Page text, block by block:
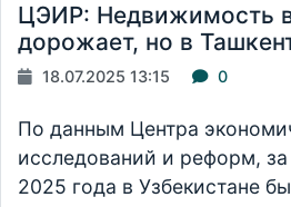
ЦЭИР: Недвижимость
дорожает, но в
18.07.2025 13:15 0
По данным Центра
исследований и реформ,
2025 года в Узбекистане